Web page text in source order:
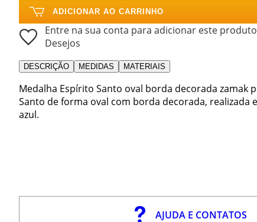
ADICIONAR AO CARRINHO
Entre na sua conta para adicionar este
Desejos
DESCRIÇÃO MEDIDAS MATERIAIS
Medalha Espírito Santo oval borda decorada zamak
Santo de forma oval com borda decorada, realizada
azul.
AJUDA E CONTATOS